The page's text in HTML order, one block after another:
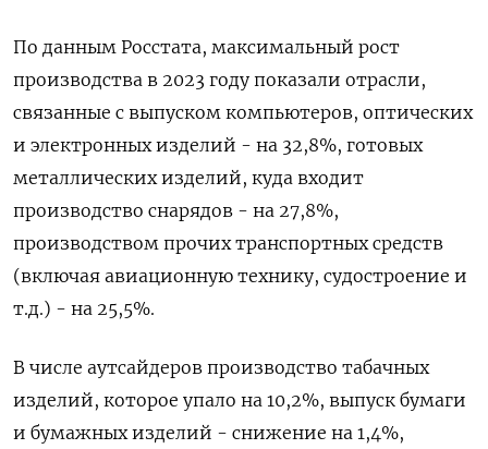
По данным Росстата, максимальный рост
производства в 2023 году показали отрасли,
связанные с выпуском компьютеров, оптических
и электронных изделий - на 32,8%, готовых
металлических изделий, куда входит
производство снарядов - на 27,8%,
производством прочих транспортных средств
(включая авиационную технику, судостроение и
т.д.) - на 25,5%.
В числе аутсайдеров производство табачных
изделий, которое упало на 10,2%, выпуск бумаги
и бумажных изделий - снижение на 1,4%,